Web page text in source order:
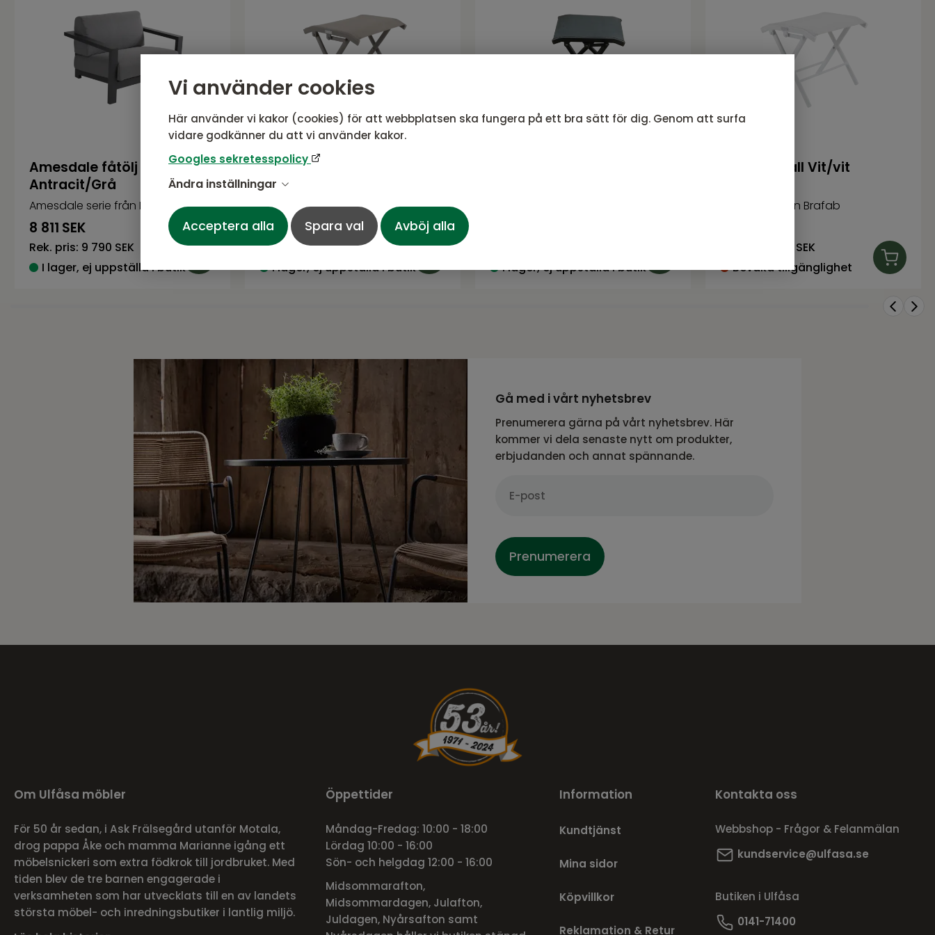
Vi använder cookies
Här använder vi kakor (cookies) för att webbplatsen ska fungera på ett bra sätt för dig. Genom att surfa
vidare godkänner du att vi använder kakor.
Googles sekretesspolicy
Ändra inställningar
Acceptera alla Spara val Avböj alla
Amesdale fåtölj
Antracit/Grå
Amesdale serie från Brafab
8 811 SEK
Rek. pris: 9 790 SEK
I lager, ej uppställd i butik
Andy fotpall Khaki/beige
Andy serie från Brafab
711 SEK
Rek. pris:790 SEK
I lager, ej uppställd i butik
I lager, ej uppställd i butik
Andy fotpall Vit/vit
Andy serie från Brafab
790 SEK
Bevaka tillgänglighet
Gå med i vårt nyhetsbrev
Prenumerera gärna på vårt nyhetsbrev. Här
kommer vi dela senaste nytt om produkter,
erbjudanden och annat spännande.
Prenumerera
Om Ulfåsa möbler
För 50 år sedan, i Ask Frälsegård utanför Motala,
drog pappa Åke och mamma Marianne igång ett
möbelsnickeri som extra födkrok till jordbruket. Med
tiden blev de tre barnen engagerade i
verksamheten som har utvecklats till en av landets
största möbel- och inredningsbutiker i lantlig miljö.
Öppettider
Måndag-Fredag: 10:00 - 18:00
Lördag 10:00 - 16:00
Sön- och helgdag 12:00 - 16:00
Midsommarafton,
Midsommardagen, Julafton,
Juldagen, Nyårsafton samt
Information
Kundtjänst
Mina sidor
Köpvillkor
Reklamation & Retur
Kontakta oss
Webbshop - Frågor & Felanmälan
kundservice@ulfasa.se
Butiken i Ulfåsa
0141-71400